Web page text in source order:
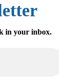
in your inbox.